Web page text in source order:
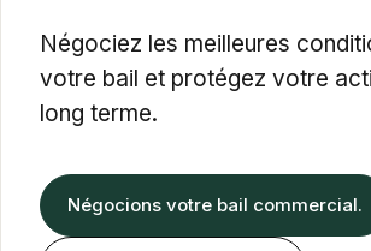
Négociez les meilleures
votre bail et protégez votre
long terme.
Négocions votre bail commercial.